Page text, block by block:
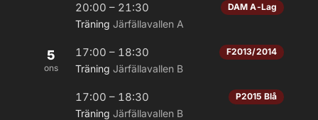
20:00 – 21:30 DAM A-Lag
Träning Järfällavallen A
5
ons
17:00 – 18:30 F2013/2014
Träning Järfällavallen B
17:00 – 18:30 P2015 Blå
Träning Järfällavallen B